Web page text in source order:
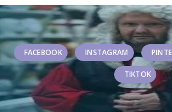
FACEBOOK INSTAGRAM
TIKTOK